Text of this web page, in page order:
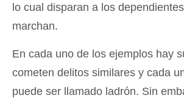
lo cual disparan a los
marchan.
En cada uno de los ejemplos hay
cometen delitos similares y cada
puede ser llamado ladrón. Sin